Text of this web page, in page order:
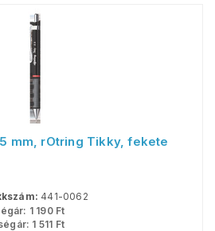
mm, rOtring Tikky, fekete
441-0062
1 190Ft
1 511 Ft